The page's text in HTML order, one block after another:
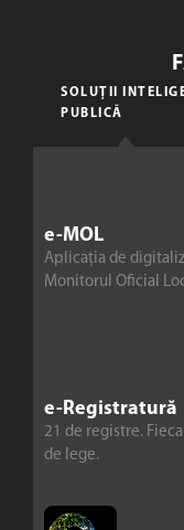
e-MOL
Aplicația de
Monitorul Oficial
e-Registratură
21 de registre.
de lege.
SOLUȚII
PUBLICĂ